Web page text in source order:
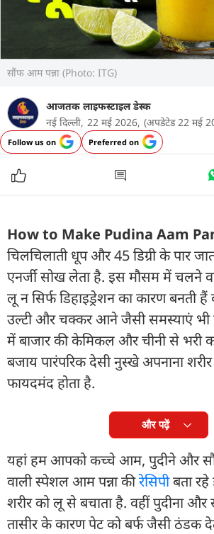
सौंफ आम पन्ना (Photo: ITG)
आजतक लाइफस्टाइल डेस्क
नई दिल्ली, 22 मई 2026, (अपडेटेड 22 मई
Follow us on Preferred on
How to Make Pudina Aam
चिलचिलाती धूप और 45 डिग्री के पार
एनर्जी सोख लेता है. इस मौसम में चलने
लू न सिर्फ डिहाइड्रेशन का कारण बनती
उल्टी और चक्कर आने जैसी समस्याएं भी
में बाजार की केमिकल और चीनी से भरी
बजाय पारंपरिक देसी नुस्खे अपनाना
फायदमंद होता है.
और पढ़ें
यहां हम आपको कच्चे आम, पुदीने और
वाली स्पेशल आम पन्ना कीरेसिपीबता
शरीर को लू से बचाता है. वहीं पुदीना
तासीर के कारण पेट को बर्फ जैसी ठंडक